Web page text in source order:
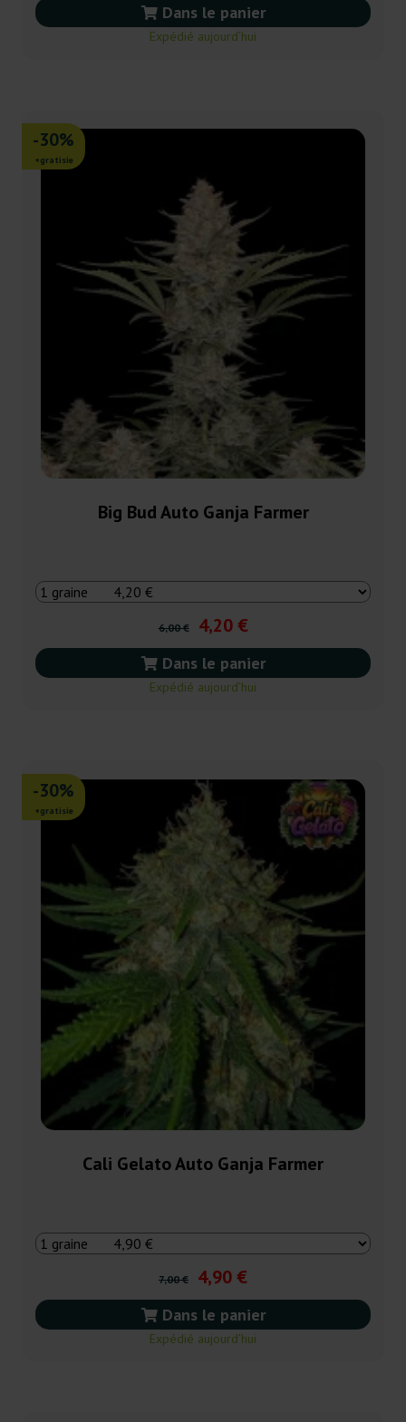
Dans le panier
Expédié aujourd’hui
-30%
+gratisie
Big Bud Auto Ganja Farmer
6,00 € 4,20 €
Dans le panier
Expédié aujourd’hui
-30%
+gratisie
Cali Gelato Auto Ganja Farmer
7,00 € 4,90 €
Dans le panier
Expédié aujourd’hui